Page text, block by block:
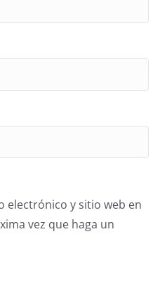
electrónico y sitio web en
vez que haga un